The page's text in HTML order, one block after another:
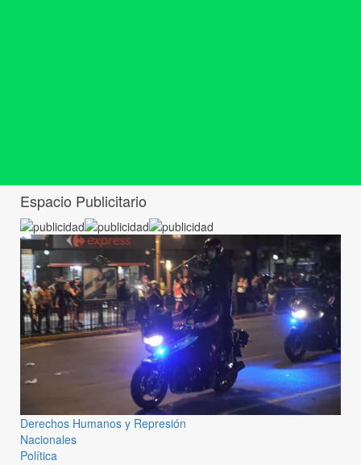
Espacio Publicitario
Derechos Humanos y Represión
Nacionales
Política